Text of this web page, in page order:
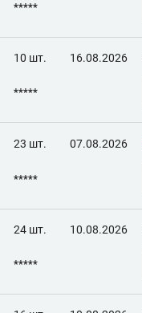
*****
10 шт. 16.08.2026
*****
23 шт. 07.08.2026
*****
24 шт. 10.08.2026
*****